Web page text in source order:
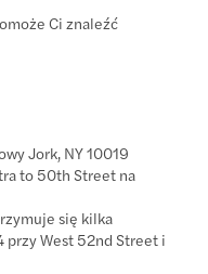
Ci znaleźć
Jork, NY 10019
to 50th Street na
się kilka
przy West 52nd Street i